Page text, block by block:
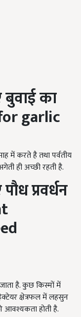
बुवाई का
garlic
में करते है तथा पर्वतीय
ही अच्छी रहती है.
पौध प्रवर्धन
जाता है. कुछ किस्मों में
क्षेत्रफल में लहसुन
आवश्यकता होती है.